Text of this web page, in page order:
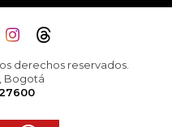
derechos reservados.
Bogotá